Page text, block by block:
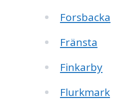
Forsbacka
Fränsta
Finkarby
Flurkmark